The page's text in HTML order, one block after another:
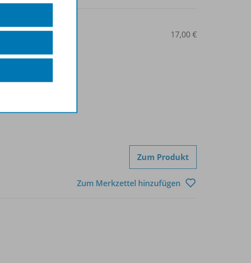
WEB-427-15053 17,00 €
Zum Produkt
Zum Merkzettel hinzufügen